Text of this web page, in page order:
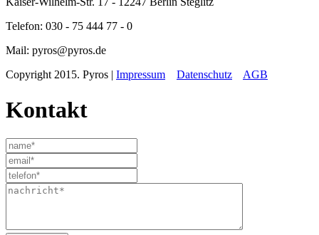
Telefon: 030 - 75 444 77 - 0
Mail: pyros@pyros.de
Copyright 2015. Pyros | Impressum Datenschutz AGB
Kontakt